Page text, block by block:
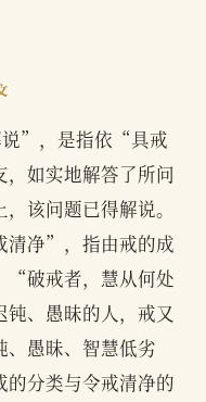
说”，是指依“具戒
如实地解答了所问
该问题已得解说。
净”，指由戒的成
“破戒者，慧从何处
、愚昧的人，戒又
愚昧、智慧低劣
分类与令戒清净的